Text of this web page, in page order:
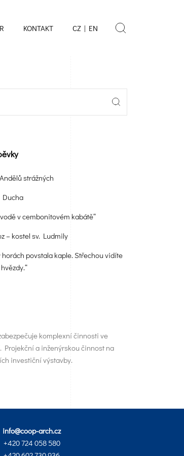
KONTAKT CZ | EN
strážných
Ducha
v cembonitovém kabátě“
– kostel sv. Ludmily
horách povstala kaple. Střechou vidíte
komplexní činnosti ve
Projekční a inženýrskou činnost na
investiční výstavby.
info@coop-arch.cz
+420 724 058 580